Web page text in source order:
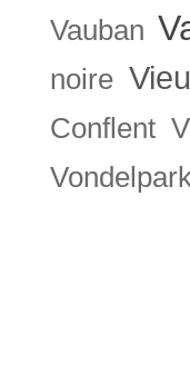
Vauban
noire
Conflent